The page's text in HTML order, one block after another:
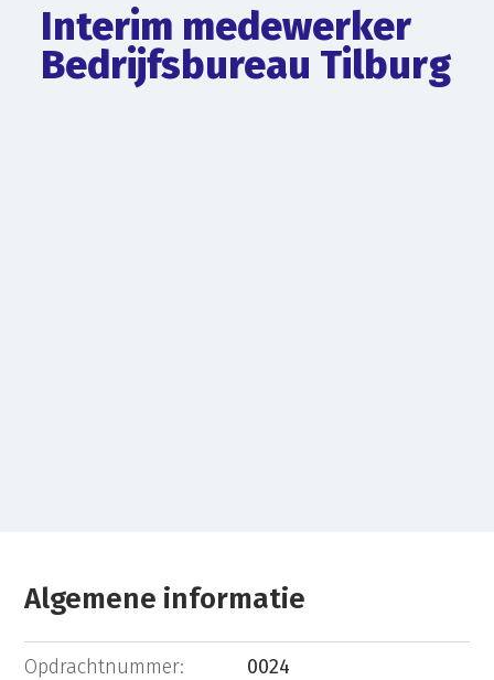
Interim medewerker
Bedrijfsbureau Tilburg
Algemene informatie
Opdrachtnummer: 0024